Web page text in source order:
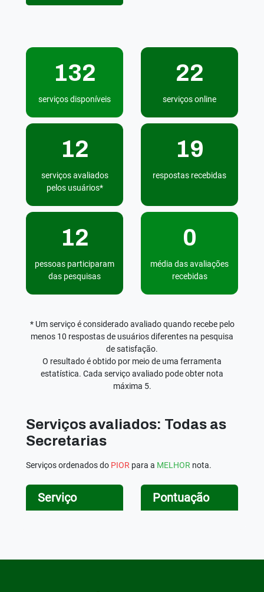
132
serviços disponíveis
22
serviços online
12
serviços avaliados
pelos usuários*
19
respostas recebidas
12
pessoas participaram
das pesquisas
0
média das avaliações
recebidas
* Um serviço é considerado avaliado quando recebe pelo
menos 10 respostas de usuários diferentes na pesquisa
de satisfação.
O resultado é obtido por meio de uma ferramenta
estatística. Cada serviço avaliado pode obter nota
máxima 5.
Serviços avaliados: Todas as
Secretarias
Serviços ordenados do PIOR para a MELHOR nota.
Serviço Pontuação